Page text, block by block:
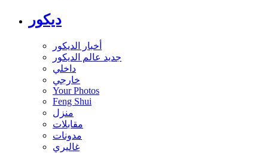
ديكور
أخبار الديكور
جديد عالم الديكور
داخلي
خارجي
Your Photos
Feng Shui
منزل
مقابلات
مدونات
غاليري